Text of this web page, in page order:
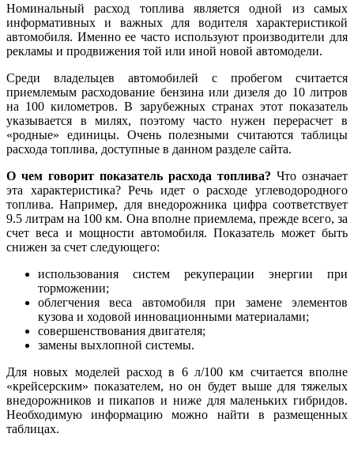
Номинальный расход топлива является одной из самых
информативных и важных для водителя характеристикой
автомобиля. Именно ее часто используют производители для
рекламы и продвижения той или иной новой автомодели.
Среди владельцев автомобилей с пробегом считается
приемлемым расходование бензина или дизеля до 10 литров
на 100 километров. В зарубежных странах этот показатель
указывается в милях, поэтому часто нужен перерасчет в
«родные» единицы. Очень полезными считаются таблицы
расхода топлива, доступные в данном разделе сайта.
О чем говорит показатель расхода топлива? Что означает
эта характеристика? Речь идет о расходе углеводородного
топлива. Например, для внедорожника цифра соответствует
9.5 литрам на 100 км. Она вполне приемлема, прежде всего, за
счет веса и мощности автомобиля. Показатель может быть
снижен за счет следующего:
использования систем рекуперации энергии при
торможении;
облегчения веса автомобиля при замене элементов
кузова и ходовой инновационными материалами;
совершенствования двигателя;
замены выхлопной системы.
Для новых моделей расход в 6 л/100 км считается вполне
«крейсерским» показателем, но он будет выше для тяжелых
внедорожников и пикапов и ниже для маленьких гибридов.
Необходимую информацию можно найти в размещенных
таблицах.